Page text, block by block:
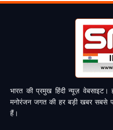
भारत की प्रमुख हिंदी न्यूज़
मनोरंजन जगत की हर बड़ी खबर सबसे
हैं।